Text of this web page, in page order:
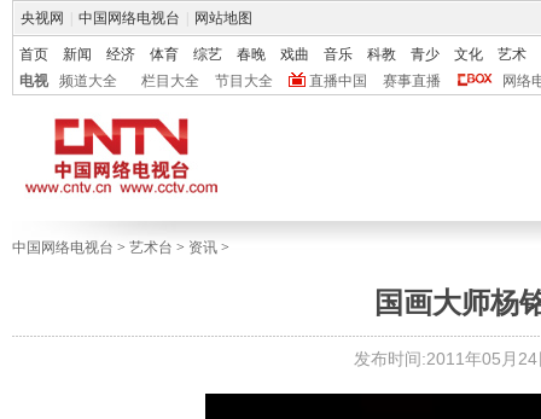
央视网 中国网络电视台 网站地图
首页 新闻 经济 体育 综艺 春晚 戏曲 音乐 科教 青少 文化
艺术
电视
频道大全 栏目大全 节目大全 直播中国 赛事直播 网络
中国网络电视台 > 艺术台 > 资讯 >
国画大师杨
发布时间:2011年05月